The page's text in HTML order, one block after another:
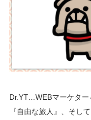
Dr.YT…WEBマーケター
『自由な旅人』、そし